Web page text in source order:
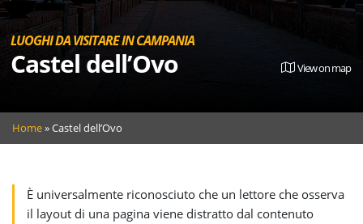
LUOGHI DA VISITARE IN CAMPANIA
Castel dell’Ovo View on map
Home»Castel dell’Ovo
È universalmente riconosciuto che un lettore che osserva
il layout di una pagina viene distratto dal contenuto